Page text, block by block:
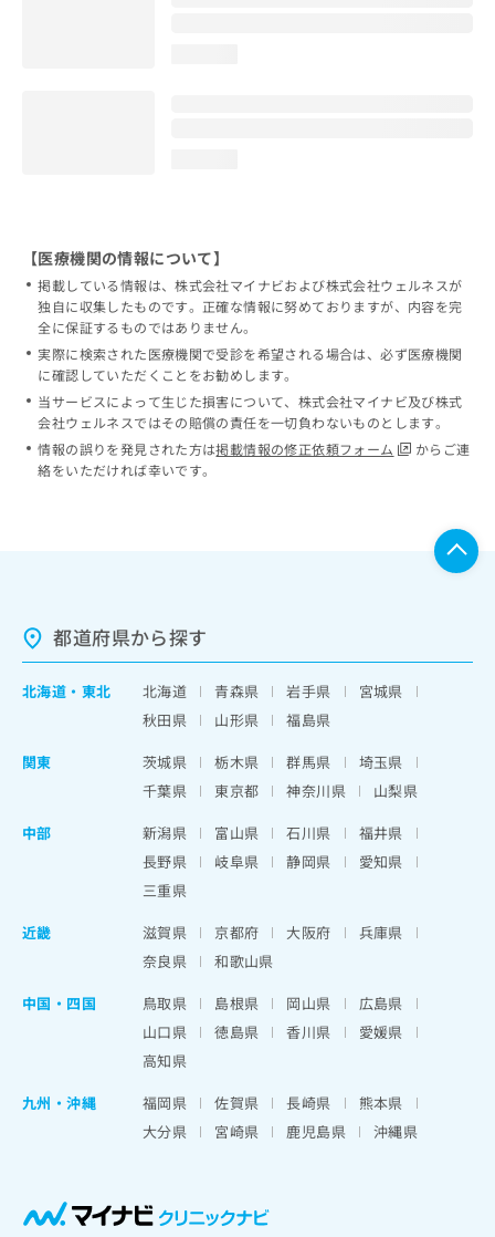
【医療機関の情報について】
掲載している情報は、株式会社マイナビおよび株式会社ウェルネスが
独自に収集したものです。正確な情報に努めておりますが、内容を完
全に保証するものではありません。
実際に検索された医療機関で受診を希望される場合は、必ず医療機関
に確認していただくことをお勧めします。
当サービスによって生じた損害について、株式会社マイナビ及び株式
会社ウェルネスではその賠償の責任を一切負わないものとします。
情報の誤りを発見された方は掲載情報の修正依頼フォーム
からご連
絡をいただければ幸いです。
都道府県から探す
北海道 ・ 東北 北海道 青森県 岩手県
宮城県
秋田県
山形県
福島県
関東
茨城県 栃木県 群馬県
埼玉県
千葉県
東京都 神奈川県
山梨県
中部
新潟県 富山県 石川県
福井県
長野県
岐阜県 静岡県
愛知県
三重県
近畿
滋賀県 京都府 大阪府
兵庫県
奈良県
和歌山県
中国・四国
鳥取県 島根県 岡山県
広島県
山口県
徳島県 香川県
愛媛県
高知県
九州・沖縄
福岡県 佐賀県 長崎県
熊本県
大分県
宮崎県 鹿児島県 沖縄県